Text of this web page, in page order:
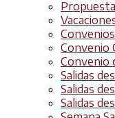
Convenio
Convenio
Salidas
Salidas
Salidas